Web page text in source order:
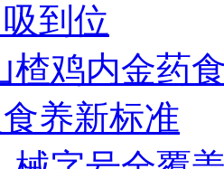
到位
楂鸡内金药
养新标准